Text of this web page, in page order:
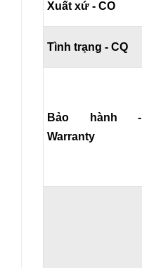
Xuất xứ - CO
Tình trạng - CQ
Bảo hành -
Warranty